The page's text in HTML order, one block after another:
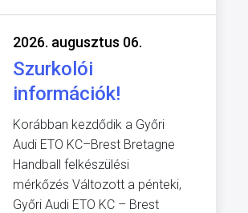
2026. augusztus 06.
Szurkolói
információk!
Korábban kezdődik a Győri
Audi ETO KC–Brest Bretagne
Handball felkészülési
mérkőzés Változott a pénteki,
Győri Audi ETO KC – Brest